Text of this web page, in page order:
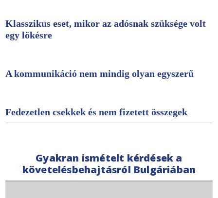
Klasszikus eset, mikor az adósnak szüksége volt
egy lökésre
A kommunikáció nem mindig olyan egyszerű
Fedezetlen csekkek és nem fizetett összegek
Gyakran ismételt kérdések a
követelésbehajtásról Bulgáriában